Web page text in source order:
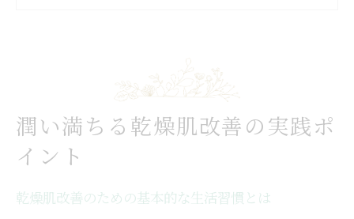
食生活見直しで乾燥肌と向き合う方法
乾燥肌改善に役立つ食べ物と栄養素のポイ
乾燥肌のためのバランス食事術を徹底解説
乾燥肌改善に必要なタンパク質とビタミン
潤い満ちる乾燥肌改善の実践ポ
イント
乾燥肌改善のための基本的な生活習慣とは